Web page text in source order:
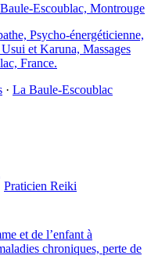
Escoublac, Montrouge
Psycho-énergéticienne,
et Karuna, Massages
France.
· La Baule-Escoublac
Praticien Reiki
et de l’enfant à
chroniques, perte de